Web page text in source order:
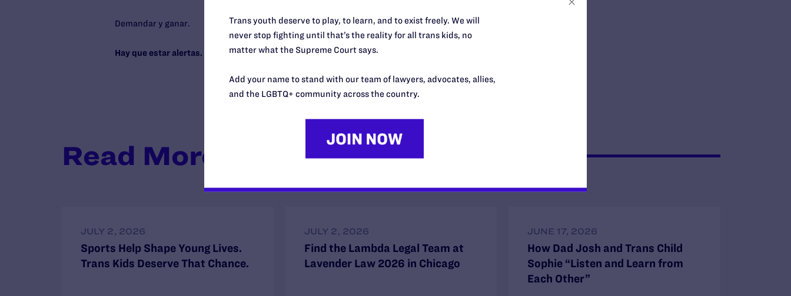
Demandar y ganar.
Hay que estar alertas. Este es solo el principio.
Read More
JULY 2, 2026
Sports Help Shape Young Lives.
Trans Kids Deserve That Chance.
JULY 2, 2026
Find the Lambda Legal Team at
Lavender Law 2026 in Chicago
JUNE 17, 2026
How Dad Josh and Trans Child
Sophie “Listen and Learn from
Each Other”
Trans youth deserve to play, to learn, and to exist freely. We will
never stop fighting until that’s the reality for all trans kids, no
matter what the Supreme Court says.
Add your name to stand with our team of lawyers, advocates, allies,
and the LGBTQ+ community across the country.